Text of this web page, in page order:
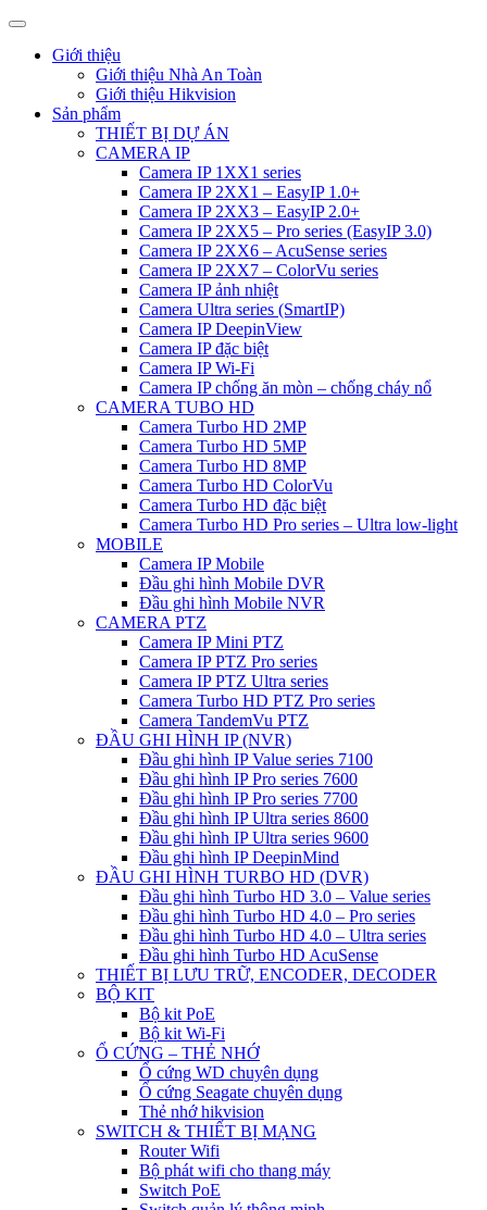
Giới thiệu
Giới thiệu Nhà An Toàn
Giới thiệu Hikvision
Sản phẩm
THIẾT BỊ DỰ ÁN
CAMERA IP
Camera IP 1XX1 series
Camera IP 2XX1 – EasyIP 1.0+
Camera IP 2XX3 – EasyIP 2.0+
Camera IP 2XX5 – Pro series (EasyIP 3.0)
Camera IP 2XX6 – AcuSense series
Camera IP 2XX7 – ColorVu series
Camera IP ảnh nhiệt
Camera Ultra series (SmartIP)
Camera IP DeepinView
Camera IP đặc biệt
Camera IP Wi-Fi
Camera IP chống ăn mòn – chống cháy nổ
CAMERA TUBO HD
Camera Turbo HD 2MP
Camera Turbo HD 5MP
Camera Turbo HD 8MP
Camera Turbo HD ColorVu
Camera Turbo HD đặc biệt
Camera Turbo HD Pro series – Ultra low-light
MOBILE
Camera IP Mobile
Đầu ghi hình Mobile DVR
Đầu ghi hình Mobile NVR
CAMERA PTZ
Camera IP Mini PTZ
Camera IP PTZ Pro series
Camera IP PTZ Ultra series
Camera Turbo HD PTZ Pro series
Camera TandemVu PTZ
ĐẦU GHI HÌNH IP (NVR)
Đầu ghi hình IP Value series 7100
Đầu ghi hình IP Pro series 7600
Đầu ghi hình IP Pro series 7700
Đầu ghi hình IP Ultra series 8600
Đầu ghi hình IP Ultra series 9600
Đầu ghi hình IP DeepinMind
ĐẦU GHI HÌNH TURBO HD (DVR)
Đầu ghi hình Turbo HD 3.0 – Value series
Đầu ghi hình Turbo HD 4.0 – Pro series
Đầu ghi hình Turbo HD 4.0 – Ultra series
Đầu ghi hình Turbo HD AcuSense
THIẾT BỊ LƯU TRỮ, ENCODER, DECODER
BỘ KIT
Bộ kit PoE
Bộ kit Wi-Fi
Ổ CỨNG – THẺ NHỚ
Ổ cứng WD chuyên dụng
Ổ cứng Seagate chuyên dụng
Thẻ nhớ hikvision
SWITCH & THIẾT BỊ MẠNG
Router Wifi
Bộ phát wifi cho thang máy
Switch PoE